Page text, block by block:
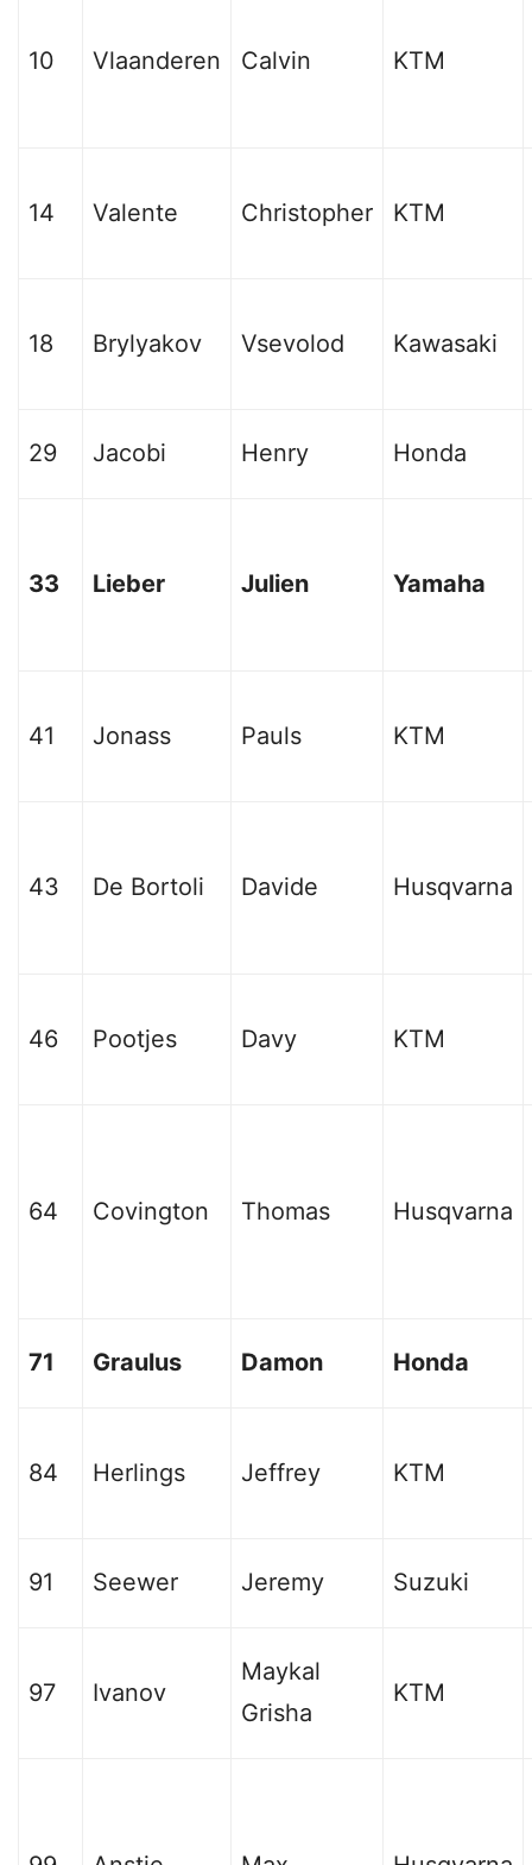
10 Vlaanderen Calvin KTM
14 Valente Christopher KTM
18 Brylyakov Vsevolod Kawasaki
29 Jacobi Henry Honda
33 Lieber Julien Yamaha
41 Jonass Pauls KTM
43 De Bortoli Davide Husqvarna
46 Pootjes Davy KTM
64 Covington Thomas Husqvarna
71 Graulus Damon Honda
84 Herlings Jeffrey KTM
91 Seewer Jeremy Suzuki
97 Ivanov
Maykal
Grisha
KTM